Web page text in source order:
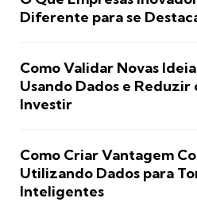
Diferente para se
Como Validar Novas
Usando Dados e Reduzir
Investir
Como Criar Vantagem
Utilizando Dados para
Inteligentes